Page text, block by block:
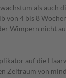
als
4 bis 8
Wimpern nicht
auf die
Zeitraum von